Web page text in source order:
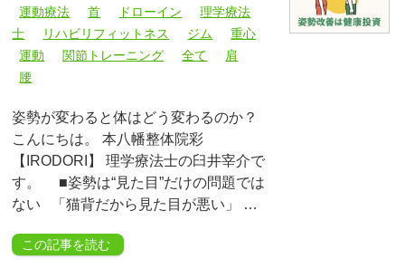
運動療法
首 ドローイン
理学療法
士
リハビリフィットネス ジム
重心
運動
関節トレーニング 全て
肩
腰
姿勢が変わると体はどう変わるのか？
こんにちは。 本八幡整体院彩
【IRODORI】 理学療法士の臼井宰介で
す。 ■姿勢は“見た目”だけの問題では
ない 「猫背だから見た目が悪い」 …
この記事を読む